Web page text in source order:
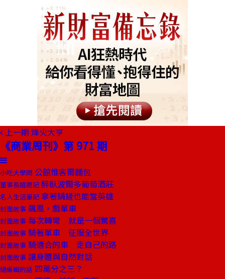
上一期 烽火大亨
《商業周刊》第 971 期
小吃大學問 公館惟客爾麵包
董事長嬉遊記 醉臥波爾多葡萄酒莊
名人生活筆記 拿著鍋鏟也能當英雄
封面故事 飆風，戲單車
封面故事 每次轉彎 就是一個驚喜
封面故事 騎著單車 征服全世界
封面故事 騎適合的車 走自己的路
封面故事 讓身體與自然對話
總編輯的話 四萬分之三？